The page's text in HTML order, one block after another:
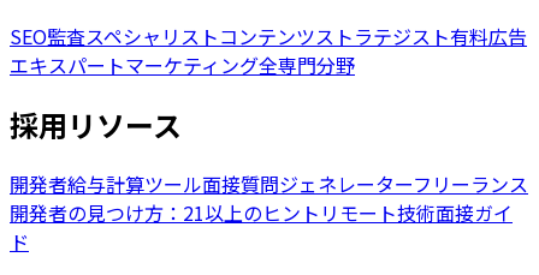
SEO監査スペシャリストコンテンツストラテジスト有料広告
エキスパートマーケティング全専門分野
採用リソース
開発者給与計算ツール面接質問ジェネレーターフリーランス
開発者の見つけ方：21以上のヒント リモート技術面接ガイ
ド